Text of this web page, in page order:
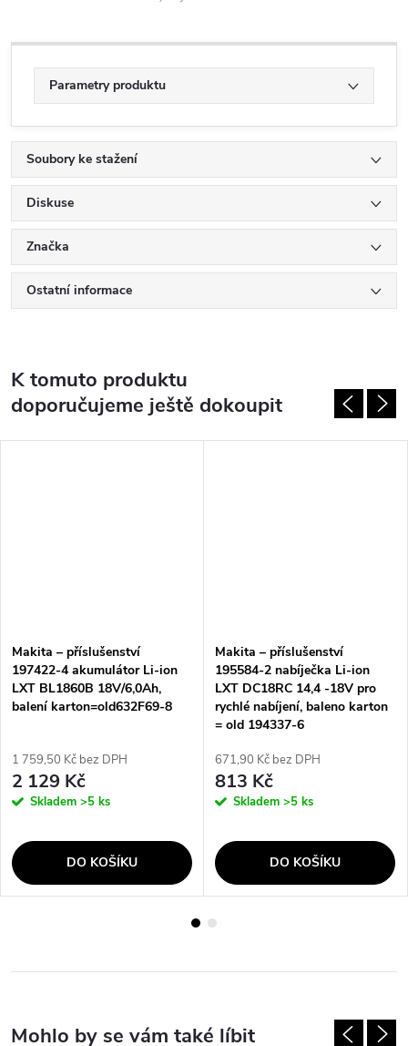
Parametry produktu
Soubory ke stažení
Diskuse
Značka
Ostatní informace
K tomuto produktu
doporučujeme ještě dokoupit
Makita – příslušenství
197422-4 akumulátor Li-ion
LXT BL1860B 18V/6,0Ah,
balení karton=old632F69-8
1 759,50 Kč bez DPH
2 129 Kč
Skladem >5 ks
DO KOŠÍKU
Makita – příslušenství
195584-2 nabíječka Li-ion
LXT DC18RC 14,4 -18V pro
rychlé nabíjení, baleno karton
= old 194337-6
671,90 Kč bez DPH
813 Kč
Skladem >5 ks
DO KOŠÍKU